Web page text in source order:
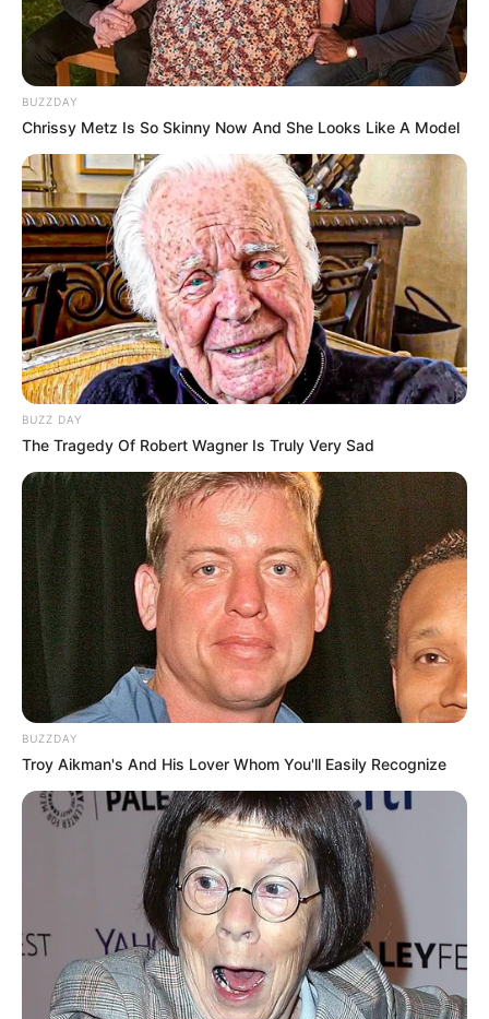
SELEBRITI MANCANEGARA
TESHER
BUZZDAY
Chrissy Metz Is So Skinny Now And She Looks Like A Model
BUZZ DAY
The Tragedy Of Robert Wagner Is Truly Very Sad
BUZZDAY
Troy Aikman's And His Lover Whom You'll Easily Recognize